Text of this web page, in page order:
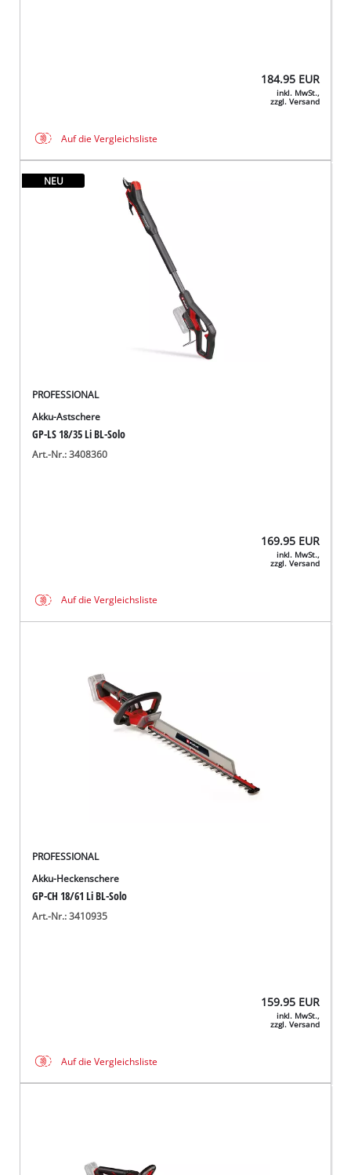
184.95 EUR
inkl. MwSt.,
zzgl. Versand
Auf die Vergleichsliste
NEU
PROFESSIONAL
Akku-Astschere
GP-LS 18/35 Li BL-Solo
Art.-Nr.: 3408360
169.95 EUR
inkl. MwSt.,
zzgl. Versand
Auf die Vergleichsliste
PROFESSIONAL
Akku-Heckenschere
GP-CH 18/61 Li BL-Solo
Art.-Nr.: 3410935
159.95 EUR
inkl. MwSt.,
zzgl. Versand
Auf die Vergleichsliste